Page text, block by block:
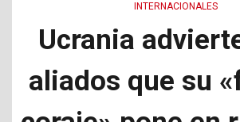
INTERNACIONALES
Ucrania
aliados que su